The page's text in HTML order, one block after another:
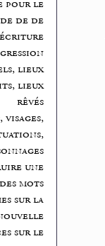
pour le
de de
lieux
lieux
rêvés
visages,
une
mots
sur la
sur le